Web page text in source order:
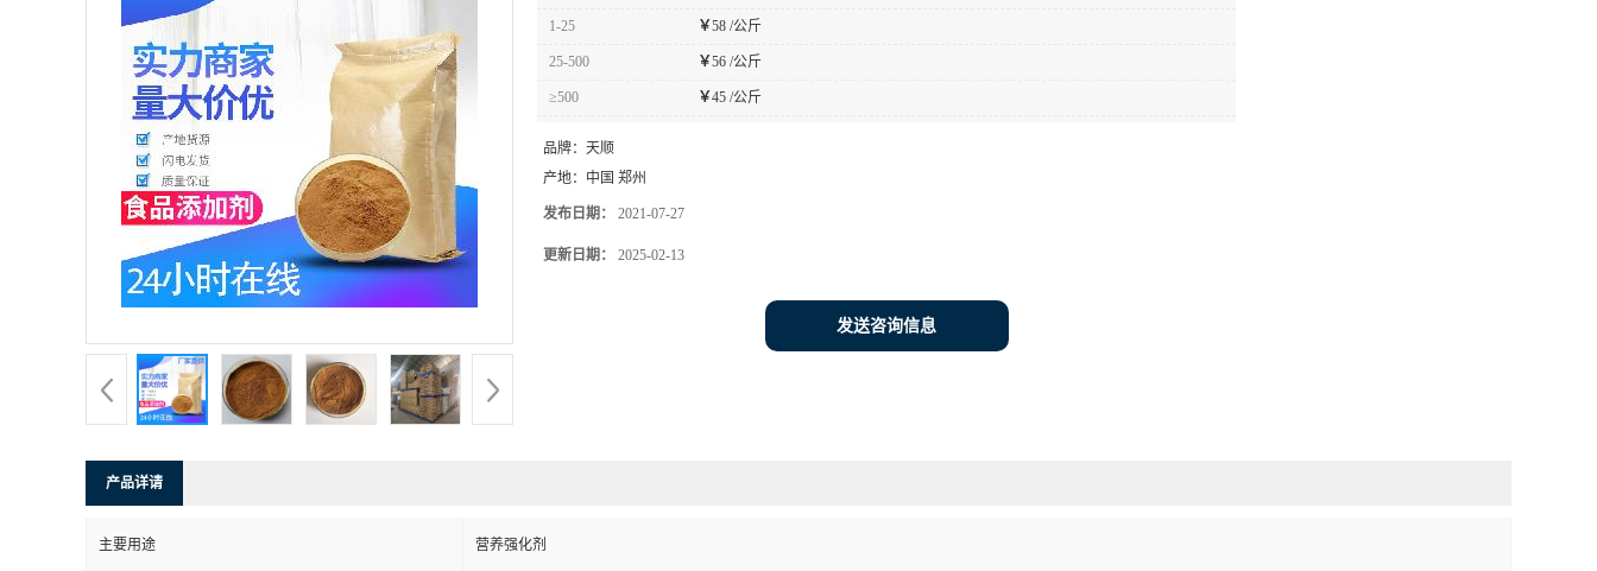
1-25 ￥58 /公斤
25-500 ￥56 /公斤
≥500 ￥45 /公斤
品牌： 天顺
产地： 中国 郑州
发布日期： 2021-07-27
更新日期： 2025-02-13
发送咨询信息
产品详请
主要用途 营养强化剂